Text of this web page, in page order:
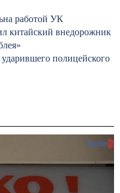
работой УК
китайский внедорожник
полицейского